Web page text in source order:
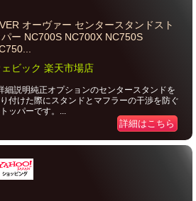
オーヴァー センタースタンドスト
パー NC700S NC700X NC750S
ェビック 楽天市場店
細説明純正オプションのセンタースタンドを
付けた際にスタンドとマフラーの干渉を防ぐ
ッパーです。...
詳細はこちら